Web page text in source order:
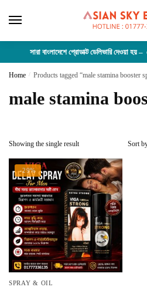
সারা বাংলাদেশে প্রোডাক্ট ডেলিভারি দেওয়া হয়
Home / Products tagged “male stamina booster
male stamina
Showing the single result
-29%
SPRAY & OIL